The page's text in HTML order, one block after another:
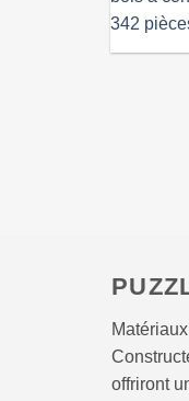
offriront